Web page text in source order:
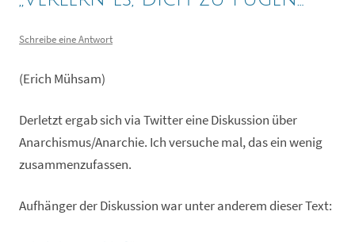
Schreibe eine Antwort
(Erich Mühsam)
Derletzt ergab sich via Twitter eine Diskussion über
Anarchismus/Anarchie. Ich versuche mal, das ein wenig
zusammenzufassen.
Aufhänger der Diskussion war unter anderem dieser Text: